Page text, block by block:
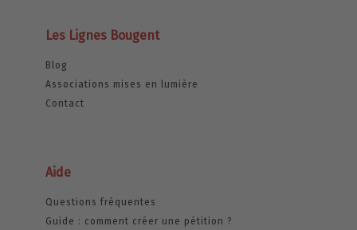
Les Lignes Bougent
Blog
Associations mises en lumière
Contact
Aide
Questions fréquentes
Guide : comment créer une pétition ?